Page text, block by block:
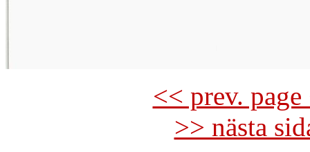
<< prev.
>> nästa